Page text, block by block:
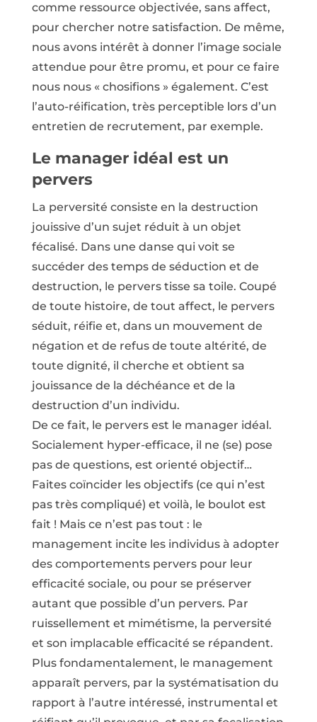
comme ressource objectivée, sans affect,
pour chercher notre satisfaction. De même,
nous avons intérêt à donner l’image sociale
attendue pour être promu, et pour ce faire
nous nous « chosifions » également. C’est
l’auto-réification, très perceptible lors d’un
entretien de recrutement, par exemple.
Le manager idéal est un
pervers
La perversité consiste en la destruction
jouissive d’un sujet réduit à un objet
fécalisé. Dans une danse qui voit se
succéder des temps de séduction et de
destruction, le pervers tisse sa toile. Coupé
de toute histoire, de tout affect, le pervers
séduit, réifie et, dans un mouvement de
négation et de refus de toute altérité, de
toute dignité, il cherche et obtient sa
jouissance de la déchéance et de la
destruction d’un individu.
De ce fait, le pervers est le manager idéal.
Socialement hyper-efficace, il ne (se) pose
pas de questions, est orienté objectif…
Faites coïncider les objectifs (ce qui n’est
pas très compliqué) et voilà, le boulot est
fait ! Mais ce n’est pas tout : le
management incite les individus à adopter
des comportements pervers pour leur
efficacité sociale, ou pour se préserver
autant que possible d’un pervers. Par
ruissellement et mimétisme, la perversité
et son implacable efficacité se répandent.
Plus fondamentalement, le management
apparaît pervers, par la systématisation du
rapport à l’autre intéressé, instrumental et